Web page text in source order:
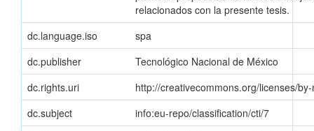
relacionados con la presente tesis.
dc.language.iso
spa
dc.publisher
Tecnológico Nacional de México
dc.rights.uri
http://creativecommons.org/licenses/
dc.subject
info:eu-repo/classification/cti/7